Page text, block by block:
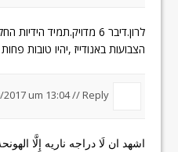
לרון.דיבר 6 מדויק.תמיד
הצבועות באנודייז ,יהיו טובות
2017 um 13:04//Reply
اشهد ان لَا دراجه ناريه إِلَّا